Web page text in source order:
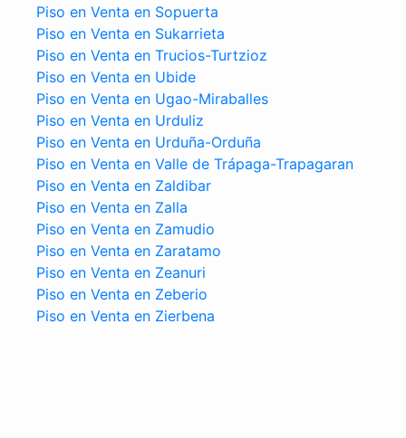
Piso en Venta en Sopuerta
Piso en Venta en Sukarrieta
Piso en Venta en Trucios-Turtzioz
Piso en Venta en Ubide
Piso en Venta en Ugao-Miraballes
Piso en Venta en Urduliz
Piso en Venta en Urduña-Orduña
Piso en Venta en Valle de Trápaga-Trapagaran
Piso en Venta en Zaldibar
Piso en Venta en Zalla
Piso en Venta en Zamudio
Piso en Venta en Zaratamo
Piso en Venta en Zeanuri
Piso en Venta en Zeberio
Piso en Venta en Zierbena